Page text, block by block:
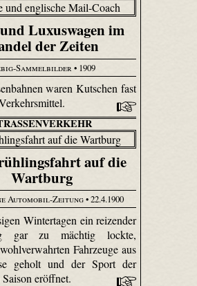
Luxuswagen im
der Zeiten
Sammelbilder• 1909
waren Kutschen fast
auf die
Wartburg
Automobil-Zeitung• 22.4.1900
Wintertagen ein reizender
gar zu mächtig lockte,
Fahrzeuge aus
geholt und der Sport der
eröffnet.